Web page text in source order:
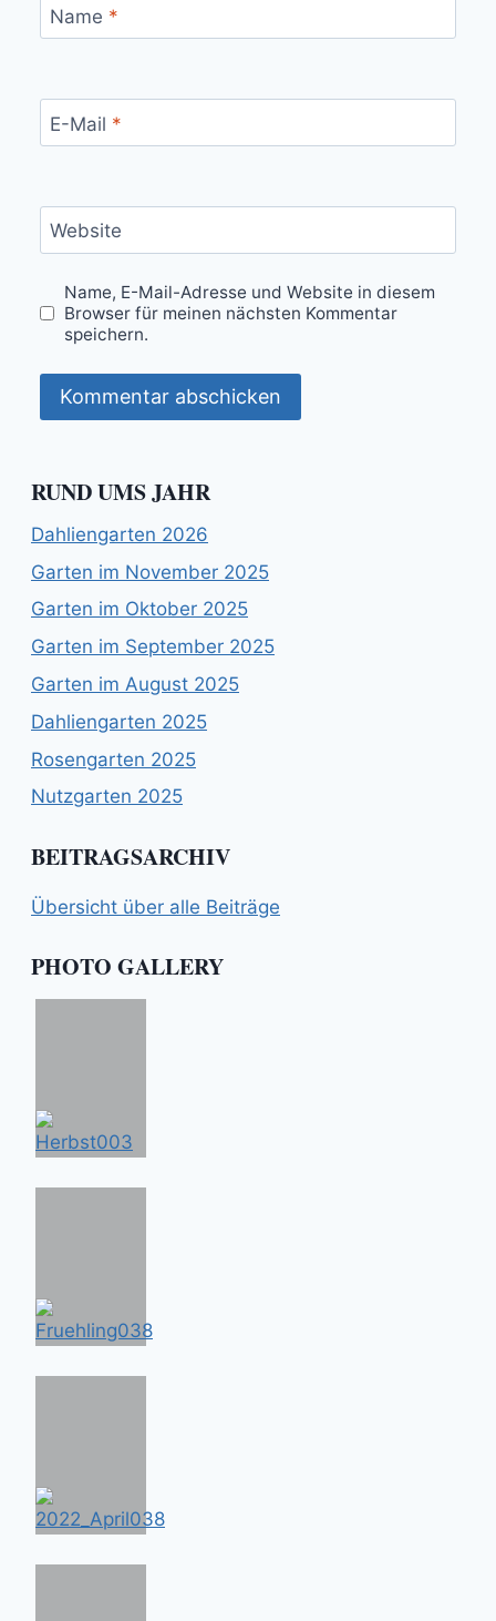
Name *
E-Mail *
Website
Name, E-Mail-Adresse und Website in diesem
Browser für meinen nächsten Kommentar
speichern.
RUND UMS JAHR
Dahliengarten 2026
Garten im November 2025
Garten im Oktober 2025
Garten im September 2025
Garten im August 2025
Dahliengarten 2025
Rosengarten 2025
Nutzgarten 2025
BEITRAGSARCHIV
Übersicht über alle Beiträge
PHOTO GALLERY